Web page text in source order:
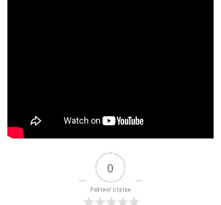
0
Рейтинг статьи